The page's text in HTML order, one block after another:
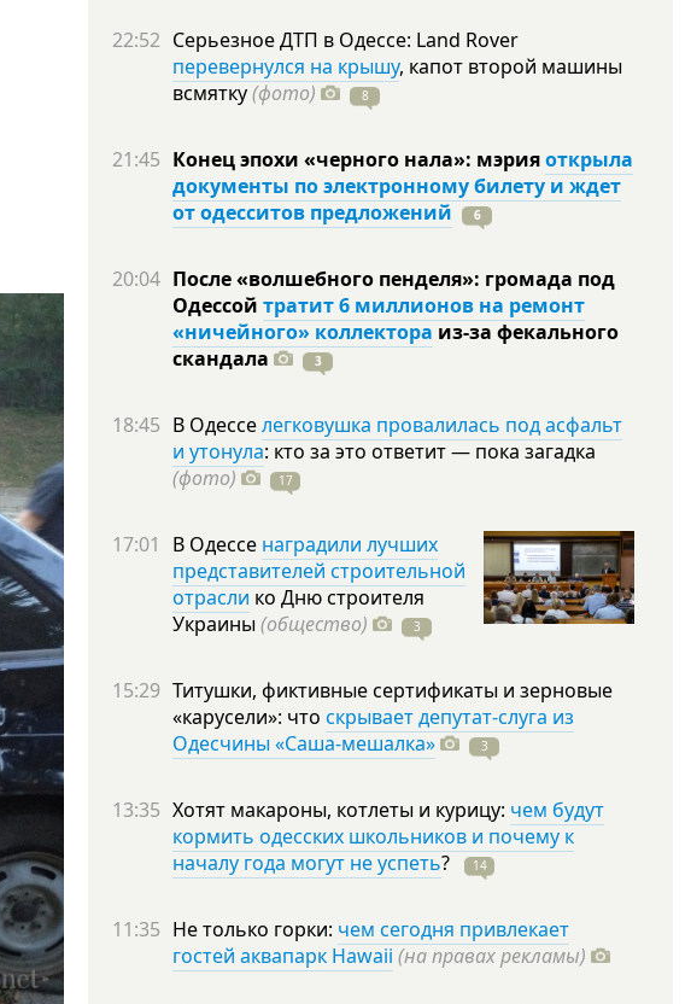
22:52 Серьезное ДТП в Одессе: Land Rover
перевернулся на крышу, капот второй машины
всмятку(фото) 8
21:45 Конец эпохи «черного нала»: мэрияоткрыла
документы по электронному билету и ждет
от одесситов предложений
6
20:04 После «волшебного пенделя»: громада под
Одессой тратит 6 миллионов на ремонт
«ничейного» коллектора из-за фекального
скандала
3
18:45 В Одесселегковушка провалилась под асфальт
и утонула: кто за это ответит — пока загадка
(фото)
17
17:01 В Одессе наградили лучших
представителей строительной
отрасли ко Дню строителя
Украины (общество) 3
15:29 Титушки, фиктивные сертификаты и зерновые
«карусели»: что скрывает депутат-слуга из
Одесчины «Саша-мешалка»
3
13:35 Хотят макароны, котлеты и курицу: чем будут
кормить одесских школьников и почему к
началу года могут не успеть? 14
11:35 Не только горки: чем сегодня привлекает
гостей аквапарк Hawaii (на правах рекламы)